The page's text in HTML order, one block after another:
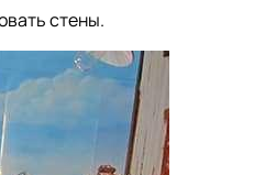
стены.